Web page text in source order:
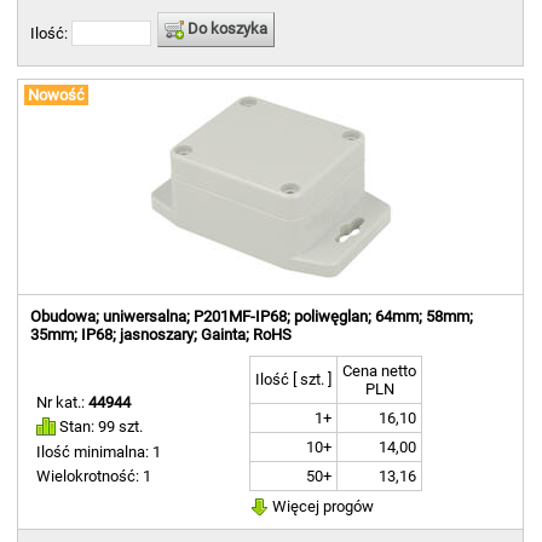
Ilość: Do koszyka
Nowość
Obudowa; uniwersalna; P201MF-IP68; poliwęglan; 64mm; 58mm;
35mm; IP68; jasnoszary; Gainta; RoHS
Nr kat.:44944
Stan: 99 szt.
Ilość minimalna: 1
Wielokrotność: 1
Ilość [ szt. ]
Cena netto
PLN
1+
16,10
10+
14,00
50+
13,16
Więcej progów